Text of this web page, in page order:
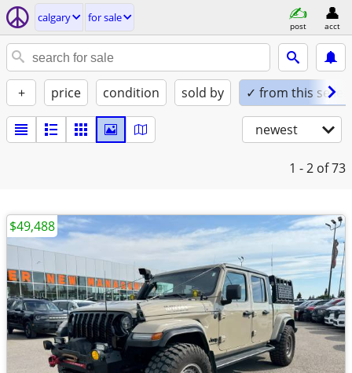
calgary for sale
post acct
+ price condition sold by ✓ from this seller
newest
1 - 2 of 73
$49,488